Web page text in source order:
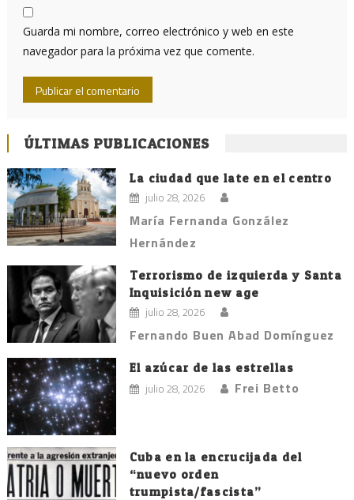
Guarda mi nombre, correo electrónico y web en este
navegador para la próxima vez que comente.
ÚLTIMAS PUBLICACIONES
La ciudad que late en el centro
julio 28, 2026
María Fernanda González
Hernández
Terrorismo de izquierda y Santa
Inquisición new age
julio 28, 2026
Fernando Buen Abad Domínguez
El azúcar de las estrellas
julio 28, 2026 Frei Betto
Cuba en la encrucijada del
“nuevo orden
trumpista/fascista”